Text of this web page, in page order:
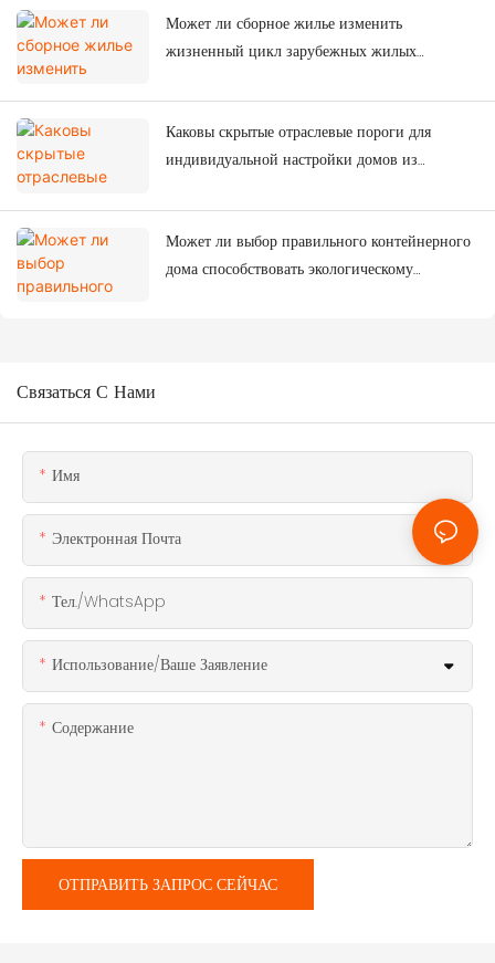
Может ли сборное жилье изменить
жизненный цикл зарубежных жилых
Каковы скрытые отраслевые пороги для
индивидуальной настройки домов из
Может ли выбор правильного контейнерного
дома способствовать экологическому
Связаться С Нами
Имя
Электронная Почта
Тел./WhatsApp
Использование/ваше Заявление
Содержание
ОТПРАВИТЬ ЗАПРОС СЕЙЧАС